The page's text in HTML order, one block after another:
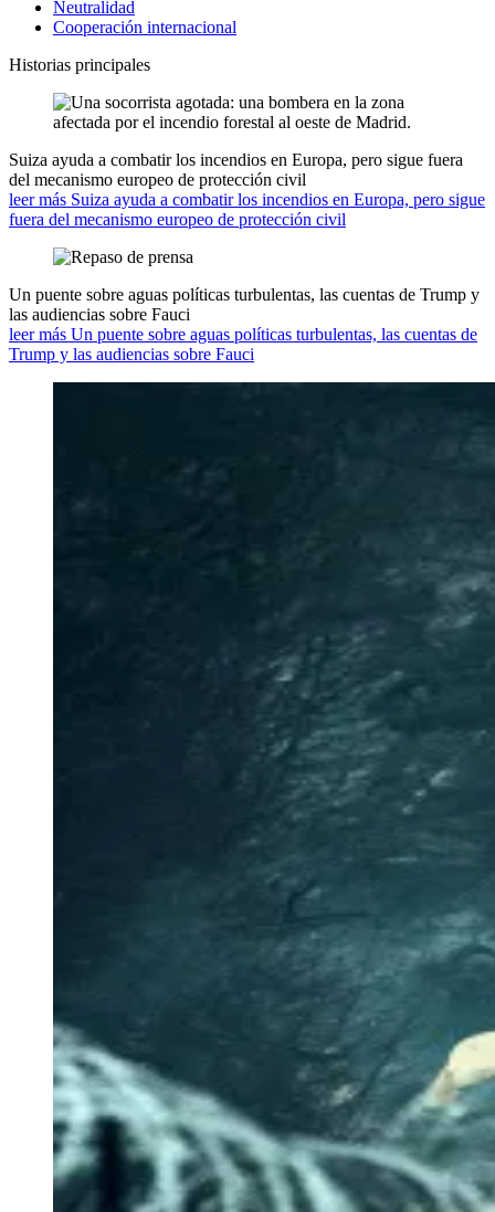
Neutralidad
Cooperación internacional
Historias principales
Suiza ayuda a combatir los incendios en Europa, pero sigue fuera
del mecanismo europeo de protección civil
leer más Suiza ayuda a combatir los incendios en Europa, pero sigue
fuera del mecanismo europeo de protección civil
Un puente sobre aguas políticas turbulentas, las cuentas de Trump y
las audiencias sobre Fauci
leer más Un puente sobre aguas políticas turbulentas, las cuentas de
Trump y las audiencias sobre Fauci